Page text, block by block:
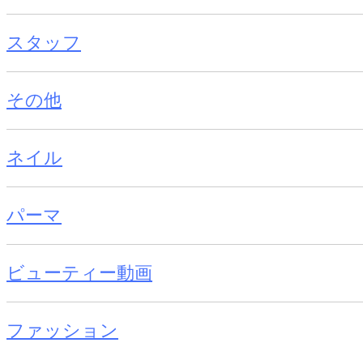
スタッフ
その他
ネイル
パーマ
ビューティー動画
ファッション